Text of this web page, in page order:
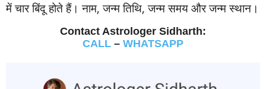
में चार बिंदू होते हैं। नाम, जन्‍म तिथि, जन्‍म समय और जन्‍म स्‍थान।
Contact Astrologer Sidharth:
CALL – WHATSAPP